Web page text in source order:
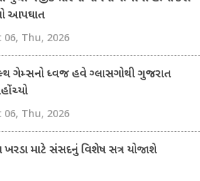
આપઘાત
06, Thu, 2026
ગેમ્સનો ધ્વજ હવે ગ્લાસગોથી ગુજરાત
06, Thu, 2026
ખરડા માટે સંસદનું વિશેષ સત્ર યોજાશે